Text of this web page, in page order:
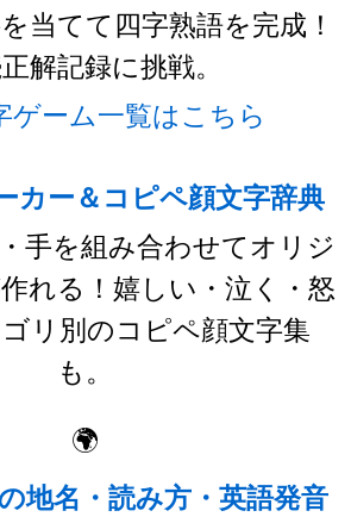
当てて四字熟語を完成！
解記録に挑戦。
ゲーム一覧はこちら
カー＆コピペ顔文字辞典
手を組み合わせてオリジ
れる！嬉しい・泣く・怒
リ別のコピペ顔文字集
も。
🌍
地名・読み方・英語発音